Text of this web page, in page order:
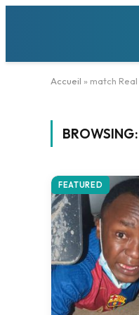
Accueil » match
BROWSING:
FEATURED